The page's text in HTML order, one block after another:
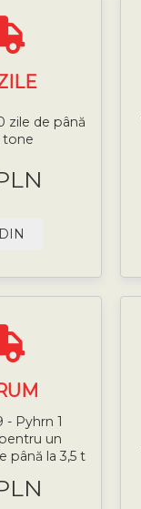
zile de până
tone
- Pyhrn 1
un
până la 3,5 t